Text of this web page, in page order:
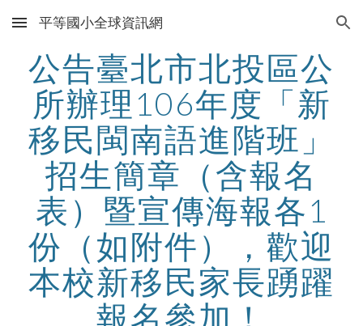
Skip to main content Skip to navigation
平等國小全球資訊網
公告臺北市北投區公
所辦理106年度「新
移民閩南語進階班」
招生簡章（含報名
表）暨宣傳海報各1
份（如附件），歡迎
本校新移民家長踴躍
報名參加！